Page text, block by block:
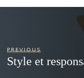
PREVIOUS
Style et